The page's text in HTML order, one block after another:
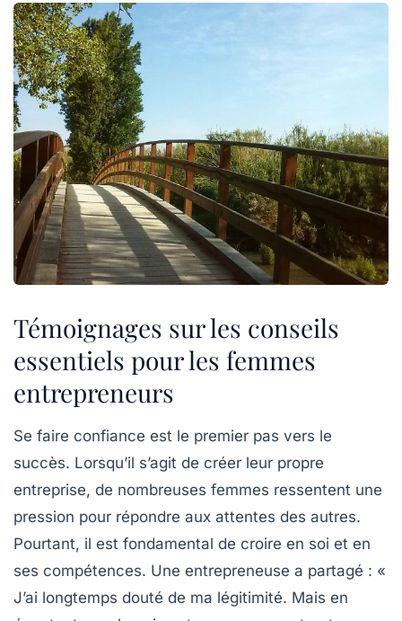
Témoignages sur les conseils
essentiels pour les femmes
entrepreneurs
Se faire confiance est le premier pas vers le
succès. Lorsqu’il s’agit de créer leur propre
entreprise, de nombreuses femmes ressentent une
pression pour répondre aux attentes des autres.
Pourtant, il est fondamental de croire en soi et en
ses compétences. Une entrepreneuse a partagé : «
J’ai longtemps douté de ma légitimité. Mais en